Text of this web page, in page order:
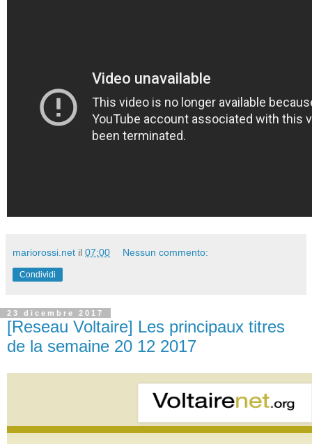
mariorossi.net il 07:00 Nessun commento:
Condividi
23 dicembre 2017
[Reseau Voltaire] Les principaux titres
de la semaine 20 12 2017